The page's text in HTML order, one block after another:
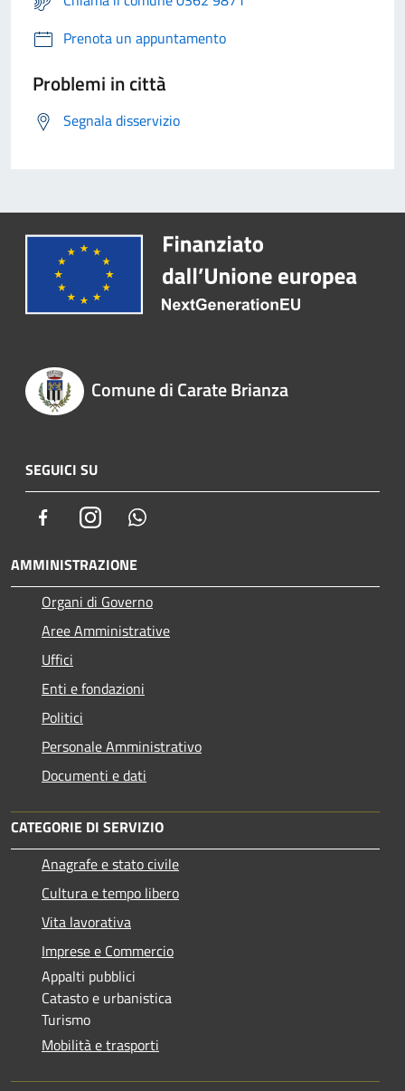
Prenota un appuntamento
Problemi in città
Segnala disservizio
Comune di Carate Brianza
SEGUICI SU
FacebookInstagram
AMMINISTRAZIONE
Organi di Governo
Aree Amministrative
Uffici
Enti e fondazioni
Politici
Personale Amministrativo
Documenti e dati
CATEGORIE DI SERVIZIO
Anagrafe e stato civile
Cultura e tempo libero
Vita lavorativa
Imprese e Commercio
Appalti pubblici
Catasto e urbanistica
Turismo
Mobilità e trasporti